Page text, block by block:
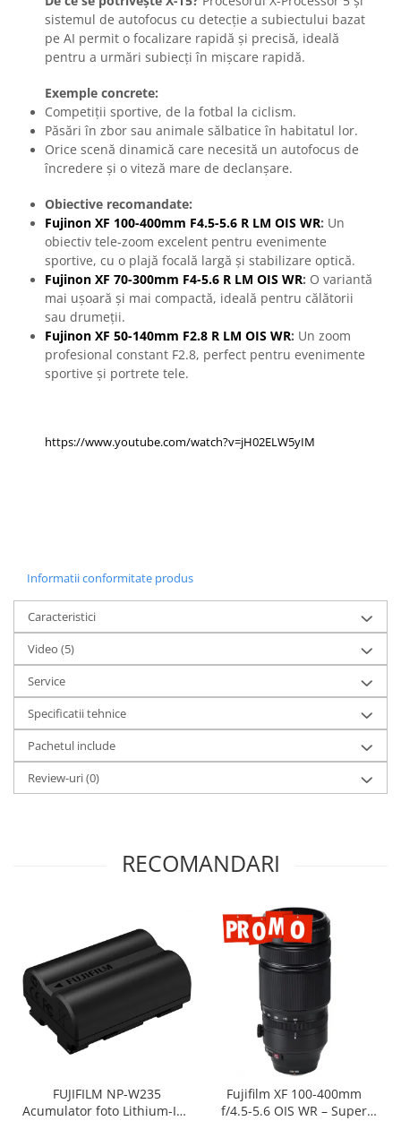
sistemul de autofocus cu detecție a subiectului bazat
pe AI permit o focalizare rapidă și precisă, ideală
pentru a urmări subiecți în mișcare rapidă.
Exemple concrete:
Competiții sportive, de la fotbal la ciclism.
Păsări în zbor sau animale sălbatice în habitatul lor.
Orice scenă dinamică care necesită un autofocus de
încredere și o viteză mare de declanșare.
Obiective recomandate:
Fujinon XF 100-400mm F4.5-5.6 R LM OIS WR: Un
obiectiv tele-zoom excelent pentru evenimente
sportive, cu o plajă focală largă și stabilizare optică.
Fujinon XF 70-300mm F4-5.6 R LM OIS WR: O variantă
mai ușoară și mai compactă, ideală pentru călătorii
sau drumeții.
Fujinon XF 50-140mm F2.8 R LM OIS WR: Un zoom
profesional constant F2.8, perfect pentru evenimente
sportive și portrete tele.
https://www.youtube.com/watch?v=jH02ELW5yIM
Informatii conformitate produs
Caracteristici
Video (5)
Service
Specificatii tehnice
Pachetul include
Review-uri(0)
RECOMANDARI
FUJIFILM NP-W235
Acumulator foto Lithium-Ion
Fujifilm XF 100-400mm
f/4.5-5.6 OIS WR – Super